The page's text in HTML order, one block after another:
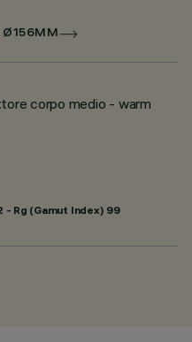
Ø156MM
corpo medio - warm
Rg (Gamut Index) 99